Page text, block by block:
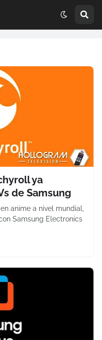
ya
de Samsung
anime a nivel mundial,
Samsung Electronics